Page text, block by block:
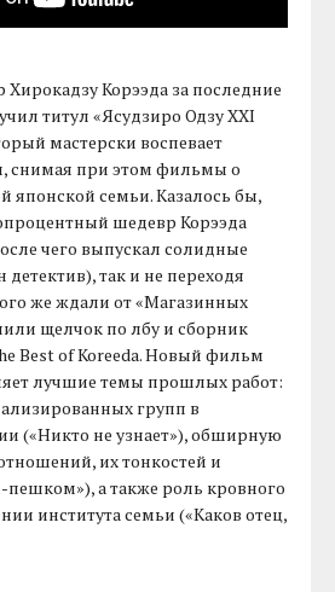
Корээда за последние
титул «Ясудзиро Одзу XXI
мастерски воспевает
снимая при этом фильмы о
японской семьи. Казалось бы,
шедевр Корээда
чего выпускал солидные
так и не переходя
же ждали от «Магазинных
щелчок по лбу и сборник
Best of Koreeda. Новый фильм
лучшие темы прошлых работ:
групп в
(«Никто не узнает»), обширную
их тонкостей и
а также роль кровного
института семьи («Каков отец,